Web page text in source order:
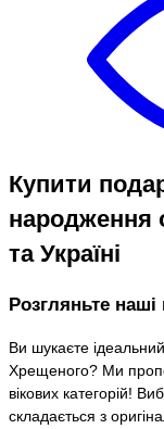
Купити
народження
та Україні
Розгляньте наші
Ви шукаєте
Хрещеного? Ми
вікових категорій!
складається з